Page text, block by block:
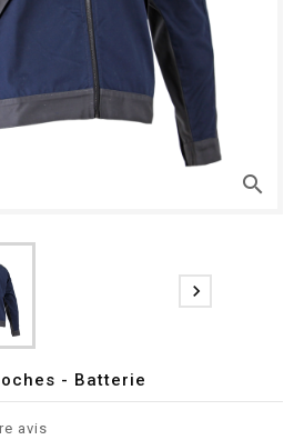
search

- Batterie
avis